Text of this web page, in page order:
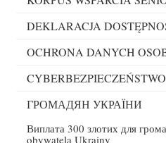
DEKLARACJA
OCHRONA DANYCH
CYBERBEZPIECZEŃSTWO
ГРОМАДЯН УКРАЇНИ
Виплата 300 злотих для
obywatela Ukrainy